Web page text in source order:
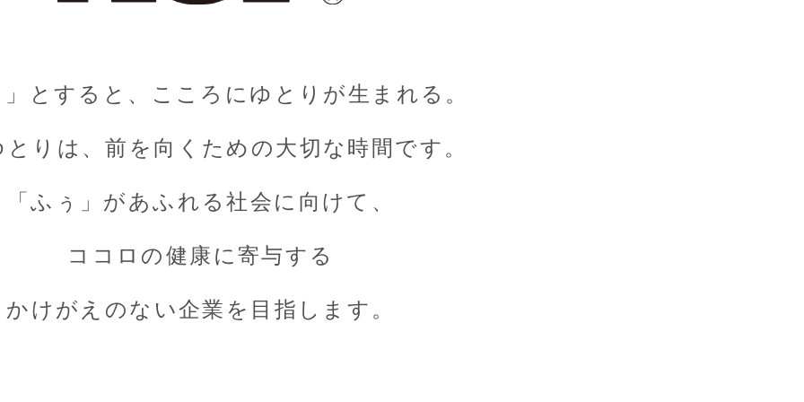
」とすると、こころにゆとりが生まれる。
とりは、前を向くための大切な時間です。
「ふぅ」があふれる社会に向けて、
ココロの健康に寄与する
かけがえのない企業を目指します。